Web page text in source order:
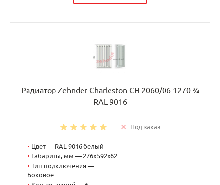
Радиатор Zehnder Charleston CH 2060/06 1270 ¾
RAL 9016
Под заказ
• Цвет — RAL 9016 белый
• Габариты, мм — 276x592x62
• Тип подключения —
Боковое